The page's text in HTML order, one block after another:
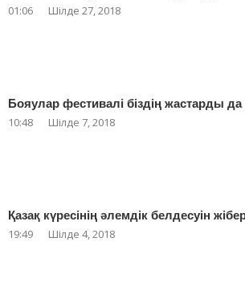
01:06 Шілде 27, 2018
Бояулар фестивалі біздің жастарды
10:48 Шілде 7, 2018
Қазақ күресінің әлемдік белдесуін
19:49 Шілде 4, 2018